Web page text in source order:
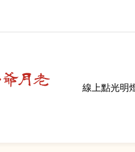
線上點光明